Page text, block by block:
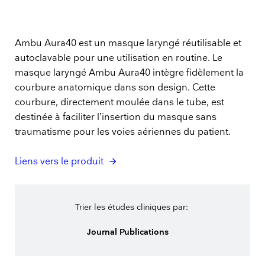
Ambu Aura40 est un masque laryngé réutilisable et
autoclavable pour une utilisation en routine. Le
masque laryngé Ambu Aura40 intègre fidèlement la
courbure anatomique dans son design. Cette
courbure, directement moulée dans le tube, est
destinée à faciliter l’insertion du masque sans
traumatisme pour les voies aériennes du patient.
Liens vers le produit
Trier les études cliniques par:
Journal Publications